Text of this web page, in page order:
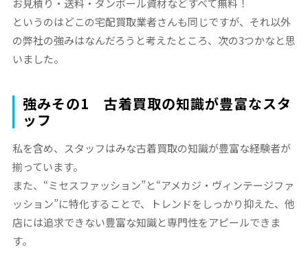
お見積り・送料・ダンボール資材などすべて無料！
というのはどこの宅配買取業者さんも同じですが、それ以外
の弊社の強みはなんだろうと考えたところ、次の3つかなと思
いました。
強みその1 古着買取の知識が豊富なスタ
ッフ
私を含め、スタッフはみな古着買取の知識が豊富な経験者が
揃っています。
また、“ミセスファッション”と“アメカジ・ヴィンテージファ
ッション”に特化することで、トレンドをしっかり抑えた、他
店には追求できない豊富な知識と専門性をアピールできま
す。